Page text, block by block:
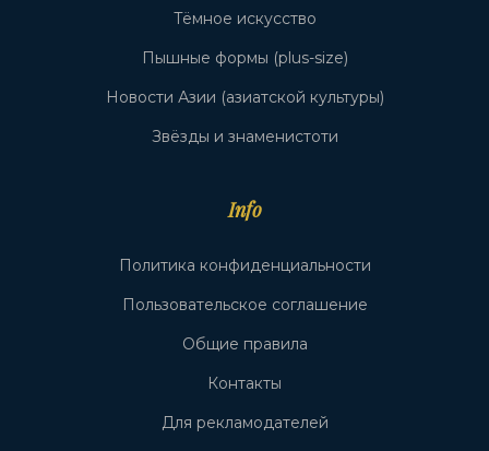
Тёмное искусство
Пышные формы (plus-size)
Новости Азии (азиатской культуры)
Звёзды и знаменистоти
Info
Политика конфиденциальности
Пользовательское соглашение
Общие правила
Контакты
Для рекламодателей